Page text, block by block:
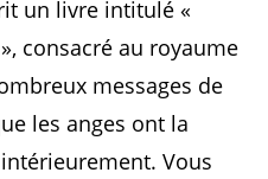
un livre intitulé «
consacré au royaume
messages de
les anges ont la
Vous